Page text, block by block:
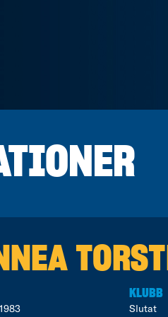
KLUBB
Slutat